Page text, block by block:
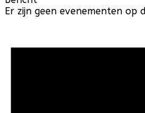
Er zijn geen evenementen op